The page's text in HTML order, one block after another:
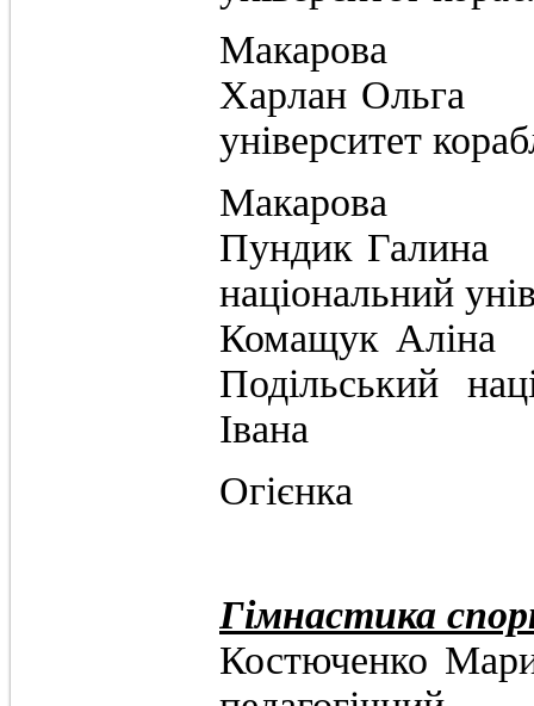
Макарова
Харлан
університет
Макарова
Пундик
національний
Комащук
Подільський
Івана
Огієнка
Гімнастика
Костюченко